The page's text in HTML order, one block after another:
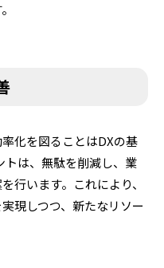
化を図ることはDXの基
トは、無駄を削減し、業
行います。これにより、
現しつつ、新たなリソー